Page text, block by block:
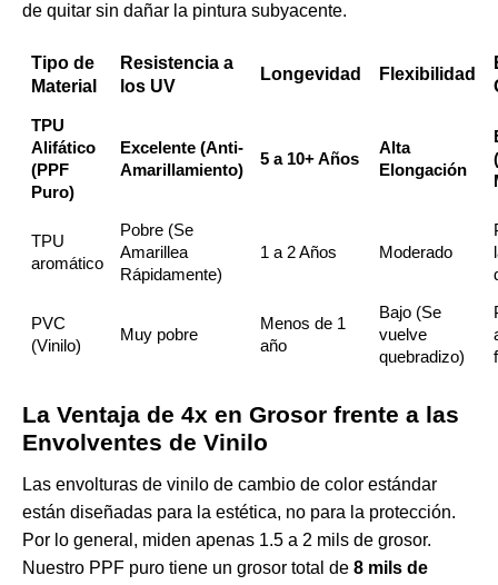
de quitar sin dañar la pintura subyacente.
Tipo de
Material
Resistencia a
los UV
Longevidad Flexibilidad
TPU
Alifático
(PPF
Puro)
Excelente (Anti-
Amarillamiento)
5 a 10+ Años
Alta
Elongación
TPU
aromático
Pobre (Se
Amarillea
Rápidamente)
1 a 2 Años Moderado
PVC
(Vinilo)
Muy pobre
Menos de 1
año
Bajo (Se
vuelve
quebradizo)
La Ventaja de 4x en Grosor frente a las
Envolventes de Vinilo
Las envolturas de vinilo de cambio de color estándar
están diseñadas para la estética, no para la protección.
Por lo general, miden apenas 1.5 a 2 mils de grosor.
Nuestro PPF puro tiene un grosor total de 8 mils de